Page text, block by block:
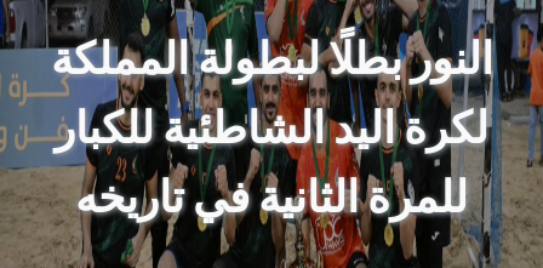
النور بطلًا لبطولة المملكة
لكرة اليد الشاطئية للكبار
للمرة الثانية في تاريخه